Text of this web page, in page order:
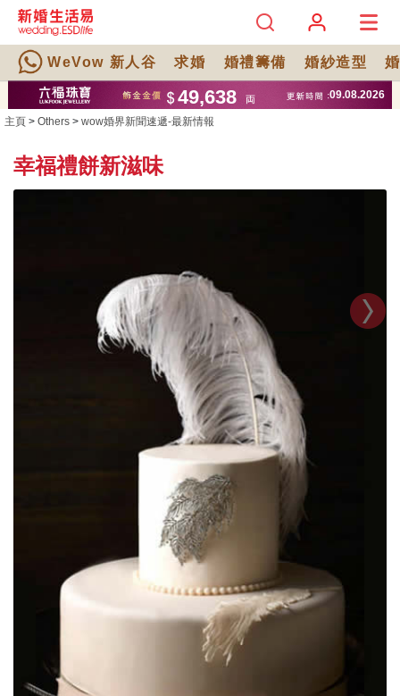
WeVow 新人谷 求婚 婚禮籌備 婚紗造型
主頁 > Others > wow婚界新聞速遞-最新情報
幸福禮餅新滋味